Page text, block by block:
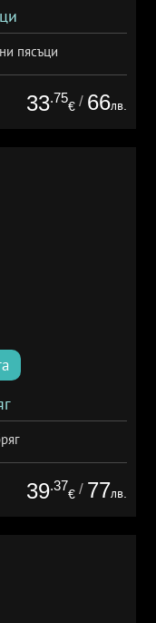
пясъци
33.75
€ / 66лв.
39.37
€ / 77лв.